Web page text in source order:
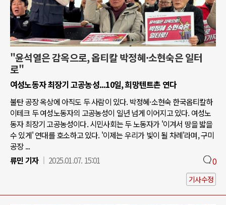
"윤석열은 감옥으로, 옵티칼 박정혜·소현숙은 일터
로"
여성노동자 최장기 고공농성...10일, 희망텐트촌 연다
불탄 공장 옥상에 아직도 두 사람이 있다. 박정혜·소현숙 한국옵티칼하
이테크 두 여성노동자의 고공농성이 일년 넘게 이어지고 있다. 여성노
동자 최장기 고공농성이다. 시민사회는 두 노동자가 '이겨서 땅을 밟을
수 있게' 연대를 호소하고 있다. '이제는 우리가 빛이 될 차례'라며, 구미
공장 ...
류민 기자
2025.01.07. 15:01 0
기사수정